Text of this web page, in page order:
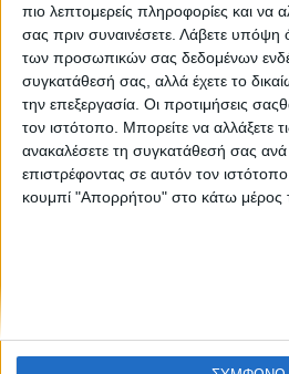
πιο λεπτομερείς πληροφορίες και να
σας πριν συναινέσετε. Λάβετε υπόψη
των προσωπικών σας δεδομένων
συγκατάθεσή σας, αλλά έχετε το
την επεξεργασία. Οι προτιμήσεις
τον ιστότοπο. Μπορείτε να αλλάξετε
ανακαλέσετε τη συγκατάθεσή σας
επιστρέφοντας σε αυτόν τον
κουμπί "Απορρήτου" στο κάτω μέρος
Ομιλητές
Γαλακτόπουλος Δημήτρης
Καραγιάννη Αναστασία Χαρά
Φωτογραφικό υλικό
#CareerPathYouths